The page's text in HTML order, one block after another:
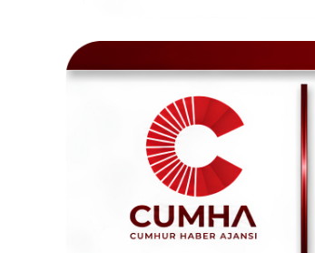
Yerel Yönetimler
Sivil Toplum Kuruluşları
Kamu Kurumları ve Üst Kurullar